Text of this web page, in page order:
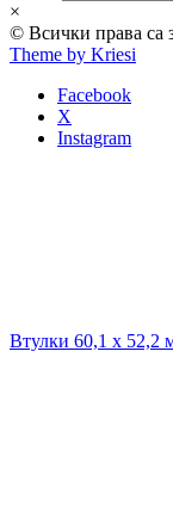
×
© Всички права са
Theme by Kriesi
Facebook
X
Instagram
Втулки 60,1 х 52,2